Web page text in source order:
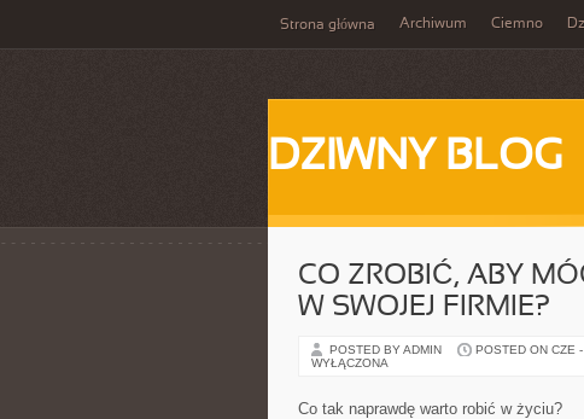
Strona główna Archiwum Ciemno
DZIWNY BLOG
CO ZROBIĆ, ABY
W SWOJEJ FIRMIE?
POSTED BY ADMIN POSTED ON CZE
WYŁĄCZONA
Co tak naprawdę warto robić w życiu?